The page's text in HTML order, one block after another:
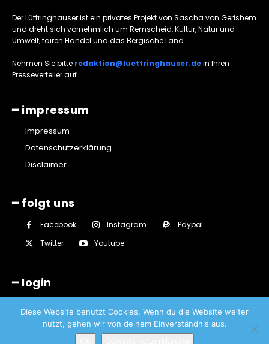
Der Lüttringhauser ist ein privates Projekt von Sascha von Gerishem
und dreht sich vornehmlich um Remscheid, Kultur, Natur und
Umwelt, fairen Handel und das Bergische Land.
Nehmen Sie bitte redaktion@luettringhauser.dein Ihren
Presseverteiler auf.
━ impressum
Impressum
Datenschutzerklärung
Disclaimer
━ folgt uns
Facebook Instagram
Paypal
Twitter
Youtube
━ login
Diese Website benutzt Cookies. Wenn du die Website weiter
nutzt, gehen wir von deinem Einverständnis aus.